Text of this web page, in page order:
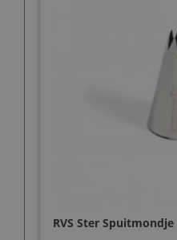
RVS Ster